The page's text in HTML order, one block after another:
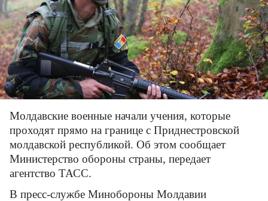
Молдавские военные начали учения, которые
проходят прямо на границе с Приднестровской
молдавской республикой. Об этом сообщает
Министерство обороны страны, передает
агентство ТАСС.
В пресс-службе Минобороны Молдавии